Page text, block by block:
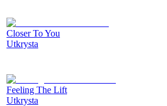
Closer To You
Utkrysta
Feeling The Lift
Utkrysta